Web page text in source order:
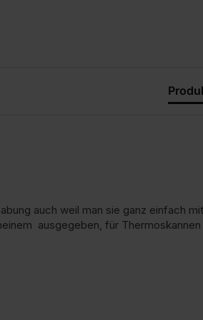
auch weil man sie ganz einfach
ausgegeben, für